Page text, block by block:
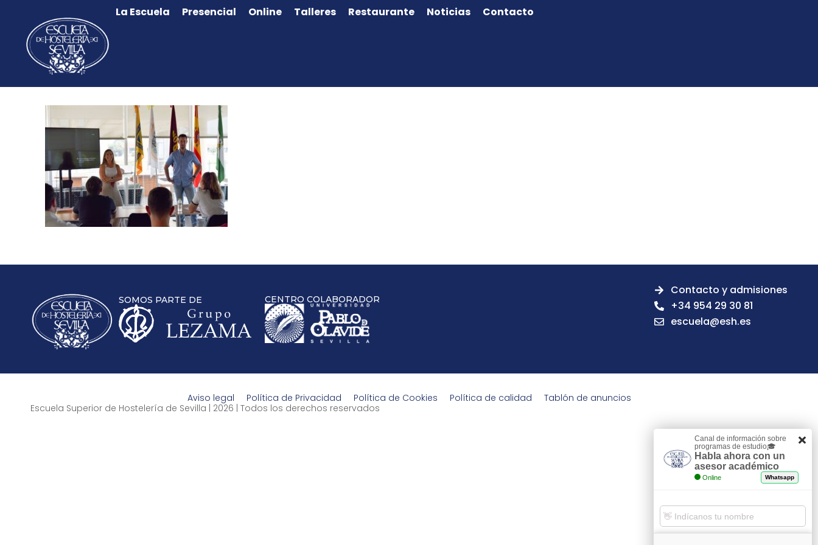
La Escuela Presencial Online Talleres Restaurante Noticias Contacto
SOMOS PARTE DE CENTRO COLABORADOR
Contacto y admisiones
+34 954 29 30 81
escuela@esh.es
Aviso legal Política de Privacidad Política de Cookies Política de calidad
Tablón de anuncios
Escuela Superior de Hostelería de Sevilla | 2026 | Todos los derechos reservados
Canal de información sobre
programas de estudio🎓
Habla ahora con un
asesor académico
Online Whatsapp